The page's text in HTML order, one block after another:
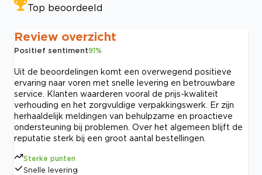
Top beoordeeld
Review overzicht
Positief sentiment91%
Uit de beoordelingen komt een overwegend positieve
ervaring naar voren met snelle levering en betrouwbare
service. Klanten waarderen vooral de prijs-kwaliteit
verhouding en het zorgvuldige verpakkingswerk. Er zijn
herhaaldelijk meldingen van behulpzame en proactieve
ondersteuning bij problemen. Over het algemeen blijft de
reputatie sterk bij een groot aantal bestellingen.
Sterke punten
Snelle levering